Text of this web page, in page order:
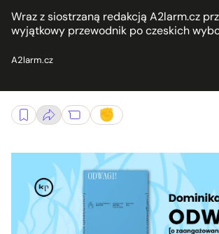
Wraz z siostrzaną redakcją A2larm.cz
wyjątkowy przewodnik po czeskich
A2larm.cz